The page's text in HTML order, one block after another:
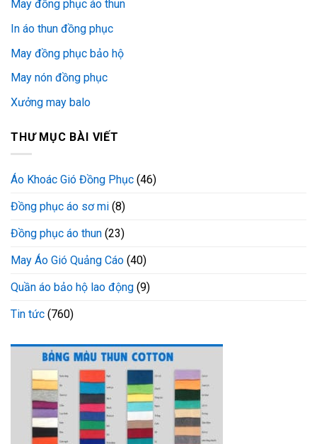
May đồng phục áo thun
In áo thun đồng phục
May đồng phục bảo hộ
May nón đồng phục
Xưởng may balo
THƯ MỤC BÀI VIẾT
Áo Khoác Gió Đồng Phục (46)
Đồng phục áo sơ mi (8)
Đồng phục áo thun (23)
May Áo Gió Quảng Cáo (40)
Quần áo bảo hộ lao động (9)
Tin tức (760)